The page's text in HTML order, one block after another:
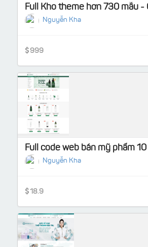
Nguyễn Kha
999
Nguyễn Kha
18.9